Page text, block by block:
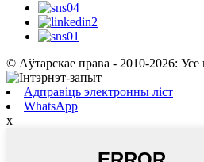
© Аўтарскае права - 2010-2026:
Адправіць электронны ліст
WhatsApp
x